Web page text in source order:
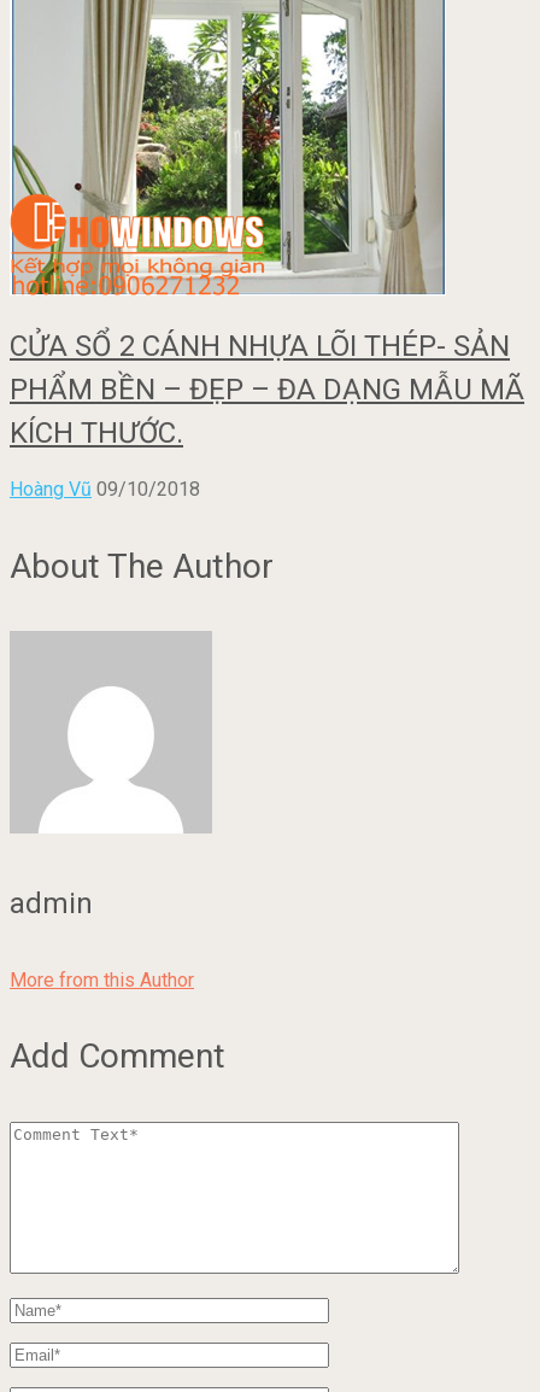
CỬA SỔ 2 CÁNH NHỰA LÕI THÉP- SẢN
PHẨM BỀN – ĐẸP – ĐA DẠNG MẪU MÃ
KÍCH THƯỚC.
Hoàng Vũ 09/10/2018
About The Author
admin
More from this Author
Add Comment